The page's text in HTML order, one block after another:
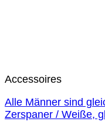
Accessoires
Alle Männer sind
Zerspaner / Weiße,